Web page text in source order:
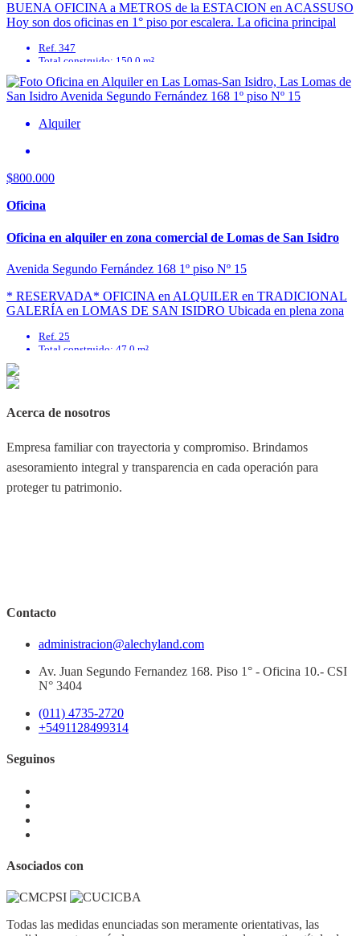
BUENA OFICINA a METROS de la ESTACION en ACASSUSO
Hoy son dos oficinas en 1° piso por escalera. La oficina principal
Ref. 347
Total construido: 150.0 m²
Superficie cubierta: 0.0 m²
Disposición: None
Alquiler
$800.000
Oficina
Oficina en alquiler en zona comercial de Lomas de San Isidro
Avenida Segundo Fernández 168 1º piso Nº 15
* RESERVADA* OFICINA en ALQUILER en TRADICIONAL
GALERÍA en LOMAS DE SAN ISIDRO Ubicada en plena zona
Ref. 25
Total construido: 47.0 m²
Acerca de nosotros
Empresa familiar con trayectoria y compromiso. Brindamos
asesoramiento integral y transparencia en cada operación para
proteger tu patrimonio.
Contacto
administracion@alechyland.com
Av. Juan Segundo Fernandez 168. Piso 1° - Oficina 10.- CSI
N° 3404
(011) 4735-2720
+5491128499314
Seguinos
Asociados con
Todas las medidas enunciadas son meramente orientativas, las